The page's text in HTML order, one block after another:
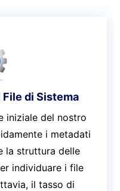
di Sistema
iniziale del nostro
i metadati
la struttura delle
individuare i file
il tasso di